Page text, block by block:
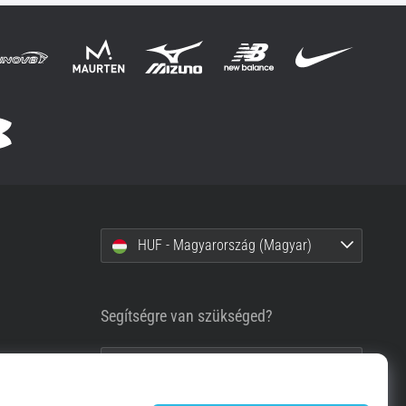
HUF - Magyarország (Magyar)
Segítségre van szükséged?